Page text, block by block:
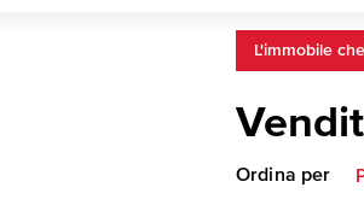
L'immobile
Ordina per